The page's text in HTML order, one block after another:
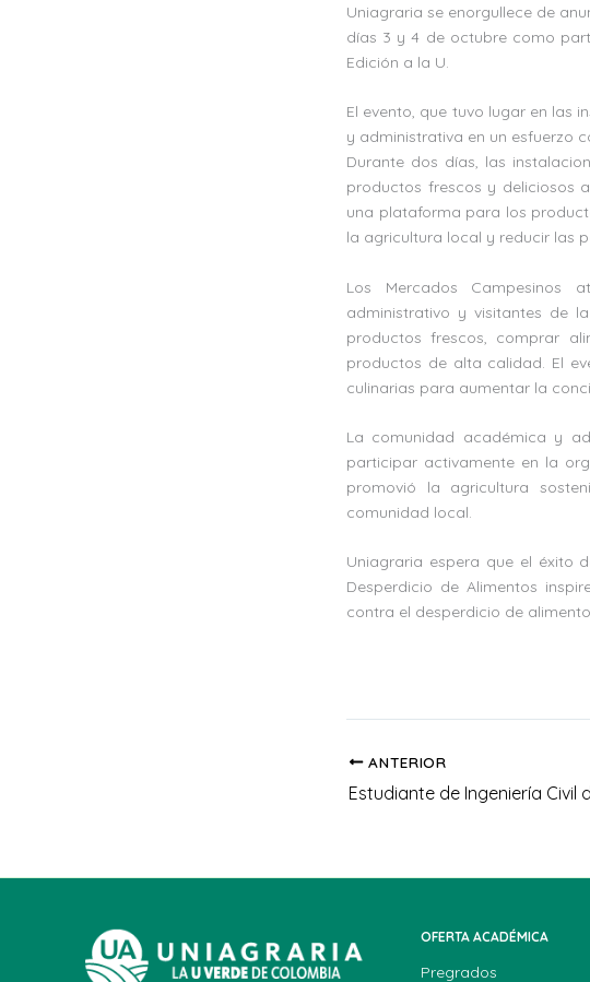
Uniagraria se enorgullece de
días 3 y 4 de octubre como
Edición a la U.
El evento, que tuvo lugar en las
y administrativa en un esfuerzo
Durante dos días, las
productos frescos y deliciosos
una plataforma para los
la agricultura local y reducir las
Los Mercados Campesinos
administrativo y visitantes de
productos frescos, comprar
productos de alta calidad. El
culinarias para aumentar la
La comunidad académica y
participar activamente en la
promovió la agricultura
comunidad local.
Uniagraria espera que el éxito
Desperdicio de Alimentos
contra el desperdicio de
ANTERIOR
OFERTA ACADÉMICA
Pregrados